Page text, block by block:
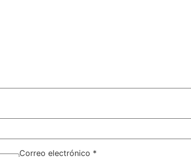
Correo electrónico *